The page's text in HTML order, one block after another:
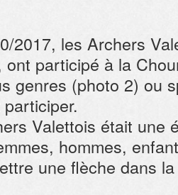
2017, les Archers
participé à la
genres (photo 2) ou
Valettois était une
hommes,
une flèche dans